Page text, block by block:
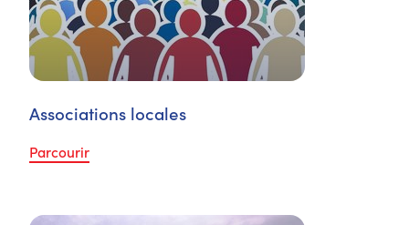
Associations locales
Parcourir